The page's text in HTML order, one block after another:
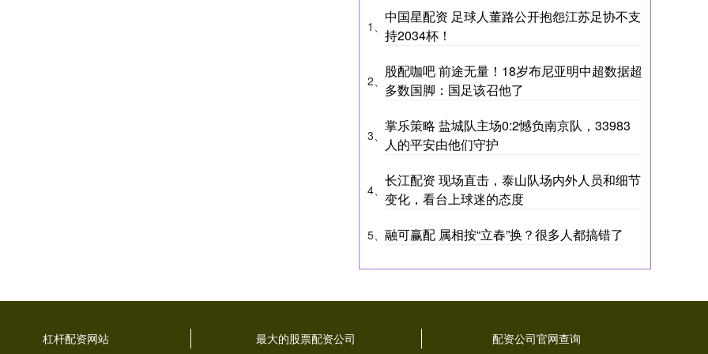
1、
中国星配资 足球人董路公开抱怨江苏足协不支
持2034杯！
2、
股配咖吧 前途无量！18岁布尼亚明中超数据超
多数国脚：国足该召他了
3、
掌乐策略 盐城队主场0:2憾负南京队，33983
人的平安由他们守护
4、
长江配资 现场直击，泰山队场内外人员和细节
变化，看台上球迷的态度
5、 融可赢配 属相按“立春”换？很多人都搞错了
杠杆配资网站 最大的股票配资公司 配资公司官网查询